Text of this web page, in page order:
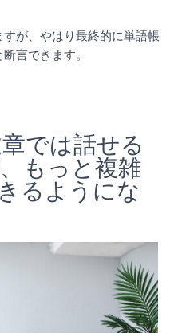
が、やはり最終的に単語帳
言できます。
では話せる
もっと複雑
るようにな